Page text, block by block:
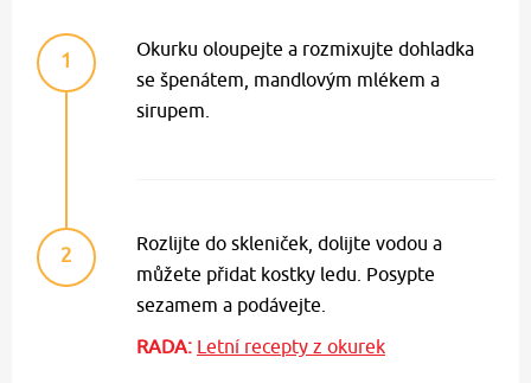
1
Okurku oloupejte a rozmixujte dohladka
se špenátem, mandlovým mlékem a
sirupem.
2
Rozlijte do skleniček, dolijte vodou a
můžete přidat kostky ledu. Posypte
sezamem a podávejte.
RADA: Letní recepty z okurek